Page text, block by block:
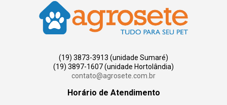
(19) 3873-3913 (unidade Sumaré)
(19) 3897-1607 (unidade Hortolândia)
contato@agrosete.com.br
Horário de Atendimento